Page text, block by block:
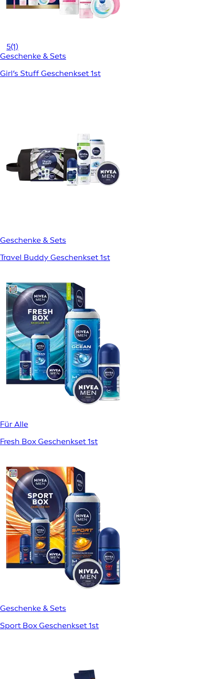
5(1)
Geschenke & Sets
Girl‘s Stuff Geschenkset 1st
Geschenke & Sets
Travel Buddy Geschenkset 1st
Für Alle
Fresh Box Geschenkset 1st
Geschenke & Sets
Sport Box Geschenkset 1st